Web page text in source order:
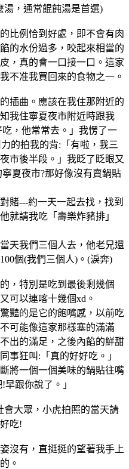
湯，通常餛飩湯是首選)
比例恰到好處，即不會有肉
的水份過多，咬起來相當的
，真的會一口接一口。這家
不准我買回來的食物之一。
插曲。應該在我住那附近的
我住寧夏夜市附近時跟我
，他常常去。」我愣了一
的拍我的背:「有啦，我三
市後半段。」我眨了眨眼又
夏夜市?那好像沒有賣鍋貼
賭---約一天一起去找，找到
就請我吃「壽樂炸豬排」
天我們三個人去，他老兄還
個(我們三個人)。(淚奔)
，特別是吃到最後剩幾個
可以連喀十幾個xd。
豔的是它的飽嘴感，以前吃
可能像這家那樣塞的滿滿
出的滿足，之後內餡的鮮甜
事狂叫:「真的好好吃。」
將一個一個美味的鍋貼往嘴
跟你說了。」
會大眾，小虎拍照的當天請
吃!
沒有，直挺挺的望著我手上
。